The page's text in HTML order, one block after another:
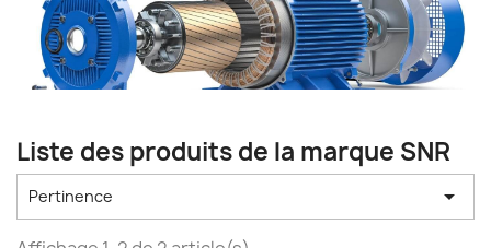
Liste des produits de la marque SNR
Pertinence 